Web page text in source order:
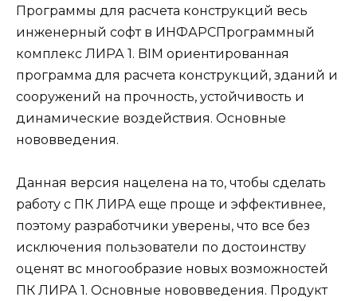
Программы для расчета конструкций весь
инженерный софт в ИНФАРСПрограммный
комплекс ЛИРА 1. BIM ориентированная
программа для расчета конструкций, зданий и
сооружений на прочность, устойчивость и
динамические воздействия. Основные
нововведения.
Данная версия нацелена на то, чтобы сделать
работу с ПК ЛИРА еще проще и эффективнее,
поэтому разработчики уверены, что все без
исключения пользователи по достоинству
оценят вс многообразие новых возможностей
ПК ЛИРА 1. Основные нововведения. Продукт